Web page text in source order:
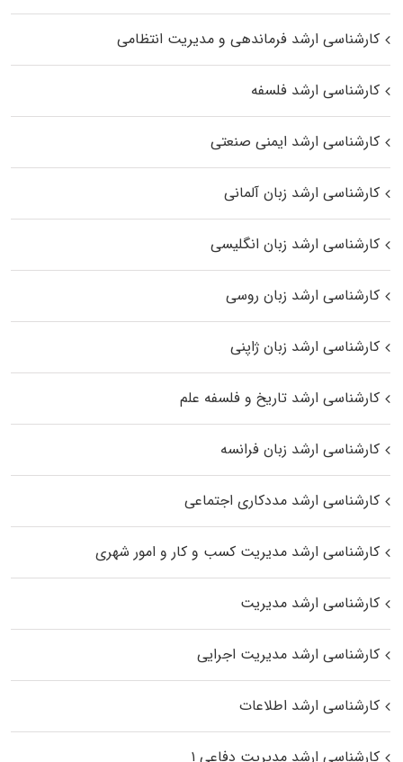
کارشناسی ارشد فرماندهی و مدیریت انتظامی
کارشناسی ارشد فلسفه
کارشناسی ارشد ایمنی صنعتی
کارشناسی ارشد زبان آلمانی
کارشناسی ارشد زبان انگلیسی
کارشناسی ارشد زبان روسی
کارشناسی ارشد زبان ژاپنی
کارشناسی ارشد تاریخ و فلسفه علم
کارشناسی ارشد زبان فرانسه
کارشناسی ارشد مددکاری اجتماعی
کارشناسی ارشد مدیریت کسب و کار و امور شهری
کارشناسی ارشد مدیریت
کارشناسی ارشد مدیریت اجرایی
کارشناسی ارشد اطلاعات
کارشناسی ارشد مدیریت دفاعی ۱